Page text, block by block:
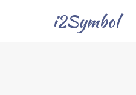
i2Symbol